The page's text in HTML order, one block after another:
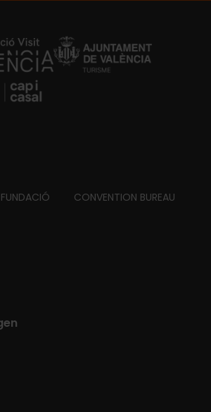
FUNDACIÓ
CONVENTION BUREAU